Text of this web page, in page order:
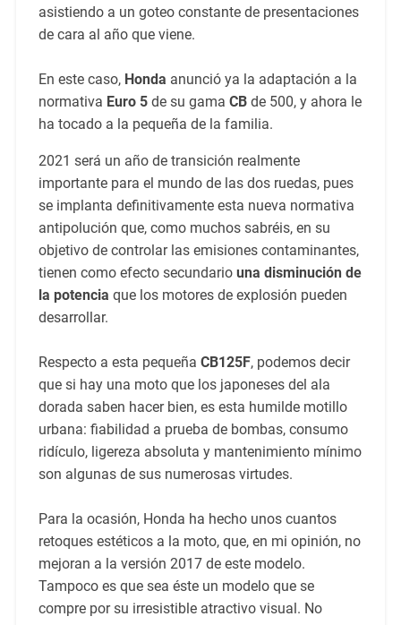
asistiendo a un goteo constante de presentaciones
de cara al año que viene.
En este caso, Honda anunció ya la adaptación a la
normativa Euro 5de su gama CBde 500, y ahora le
ha tocado a la pequeña de la familia.
2021 será un año de transición realmente
importante para el mundo de las dos ruedas, pues
se implanta definitivamente esta nueva normativa
antipolución que, como muchos sabréis, en su
objetivo de controlar las emisiones contaminantes,
tienen como efecto secundario una disminución de
la potencia que los motores de explosión pueden
desarrollar.
Respecto a esta pequeña CB125F, podemos decir
que si hay una moto que los japoneses del ala
dorada saben hacer bien, es esta humilde motillo
urbana: fiabilidad a prueba de bombas, consumo
ridículo, ligereza absoluta y mantenimiento mínimo
son algunas de sus numerosas virtudes.
Para la ocasión, Honda ha hecho unos cuantos
retoques estéticos a la moto, que, en mi opinión, no
mejoran a la versión 2017 de este modelo.
Tampoco es que sea éste un modelo que se
compre por su irresistible atractivo visual. No